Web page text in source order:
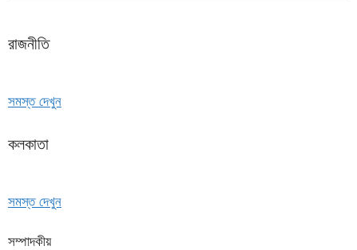
রাজনীতি
সমস্ত দেখুন
কলকাতা
সমস্ত দেখুন
সম্পাদকীয়